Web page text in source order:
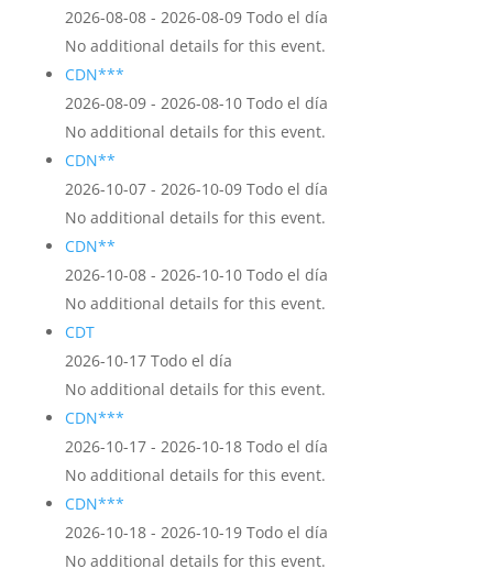
2026-08-08 - 2026-08-09 Todo el día
No additional details for this event.
CDN***
2026-08-09 - 2026-08-10 Todo el día
No additional details for this event.
CDN**
2026-10-07 - 2026-10-09 Todo el día
No additional details for this event.
CDN**
2026-10-08 - 2026-10-10 Todo el día
No additional details for this event.
CDT
2026-10-17 Todo el día
No additional details for this event.
CDN***
2026-10-17 - 2026-10-18 Todo el día
No additional details for this event.
CDN***
2026-10-18 - 2026-10-19 Todo el día
No additional details for this event.